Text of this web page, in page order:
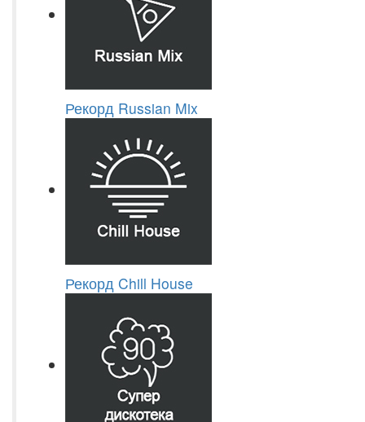
Рекорд Russian Mix
Рекорд Chill House